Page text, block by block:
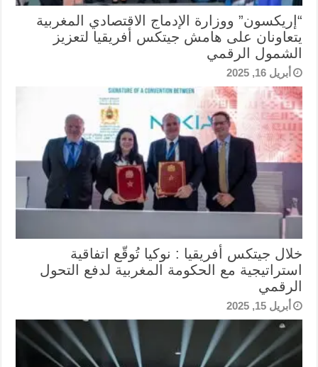
“إريكسون” ووزارة الإدماج الاقتصادي المغربية
يتعاونان على هامش جيتكس أفريقيا لتعزيز
الشمول الرقمي
أبريل 16, 2025
خلال جيتكس أفريقيا : نوكيا تُوقّع اتفاقية
استراتيجية مع الحكومة المغربية لدفع التحول
الرقمي
أبريل 15, 2025